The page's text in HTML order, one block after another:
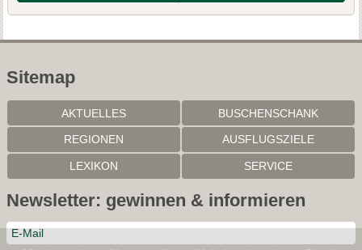
Sitemap
AKTUELLES BUSCHENSCHANK
REGIONEN AUSFLUGSZIELE
LEXIKON SERVICE
Newsletter: gewinnen & informieren